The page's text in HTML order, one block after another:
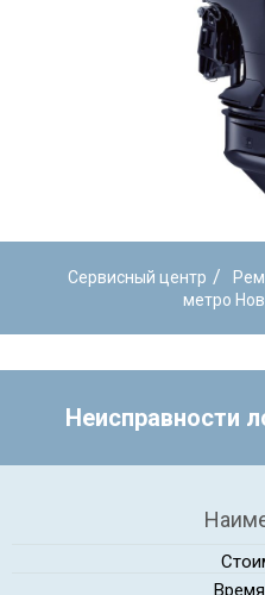
Сервисный центр /
метро
Неисправности